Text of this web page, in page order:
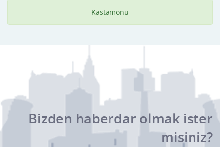
Kastamonu
Bizden haberdar olmak ister
misiniz?